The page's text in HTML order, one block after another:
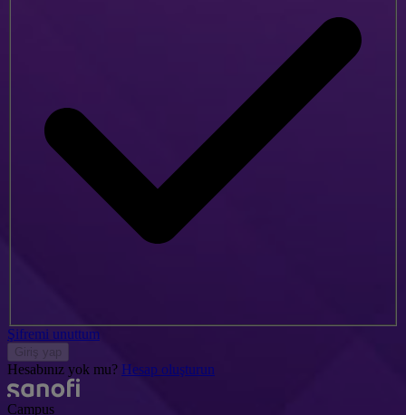
Şifremi unuttum
Giriş yap
Hesabınız yok mu? Hesap oluşturun
Campus